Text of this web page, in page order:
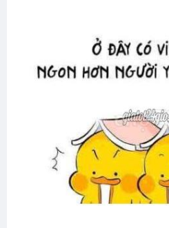
Cần Tuyển Nhân Viên
Thiên Huế, Cần Tuyển Nhân
Tại Đức Huệ Thừa Thiên